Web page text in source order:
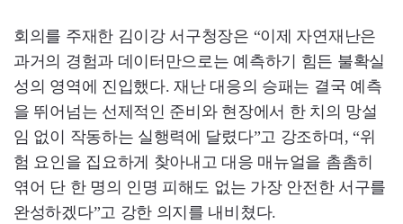
회의를 주재한 김이강 서구청장은 “이제 자연재난은
과거의 경험과 데이터만으로는 예측하기 힘든 불확실
성의 영역에 진입했다. 재난 대응의 승패는 결국 예측
을 뛰어넘는 선제적인 준비와 현장에서 한 치의 망설
임 없이 작동하는 실행력에 달렸다”고 강조하며, “위
험 요인을 집요하게 찾아내고 대응 매뉴얼을 촘촘히
엮어 단 한 명의 인명 피해도 없는 가장 안전한 서구를
완성하겠다”고 강한 의지를 내비쳤다.